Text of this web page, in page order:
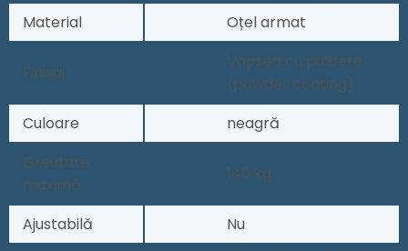
Material
Oțel armat
Finisaj
Vopsea cu pulbere
(powder coating)
Culoare
neagră
Greutate
maximă
140 kg.
Ajustabilă Nu